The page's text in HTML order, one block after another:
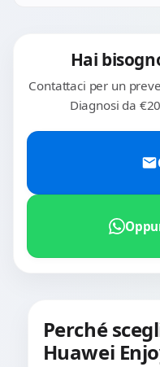
Hai
Contattaci per un
Diagnosi da
Perché
Huawei